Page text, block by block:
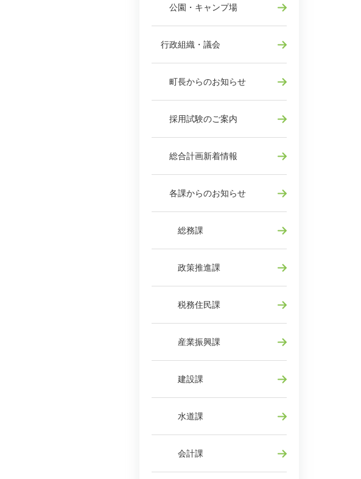
公園・キャンプ場
行政組織・議会
町長からのお知らせ
採用試験のご案内
総合計画新着情報
各課からのお知らせ
総務課
政策推進課
税務住民課
産業振興課
建設課
水道課
会計課